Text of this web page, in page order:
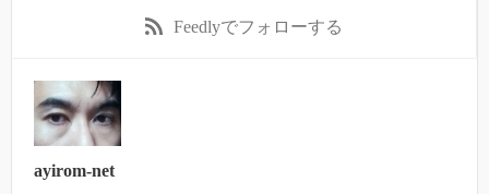
Feedlyでフォローする
ayirom-net